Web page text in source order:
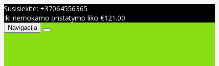
Susisiekite: +37064556365
Iki nemokamo pristatymo liko €121.00
Navigacija